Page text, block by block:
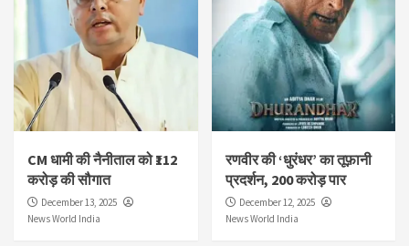
CM धामी की नैनीताल को ₹112
करोड़ की सौगात
December 13, 2025
News World India
रणवीर की ‘धुरंधर’ का तूफ़ानी
प्रदर्शन, 200 करोड़ पार
December 12, 2025
News World India